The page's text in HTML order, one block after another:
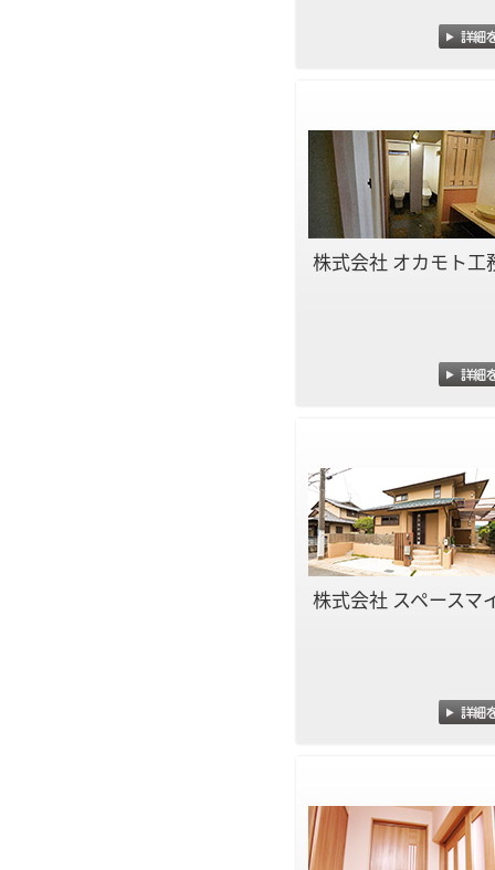
株式会社 オカモト工
株式会社 スペースマ